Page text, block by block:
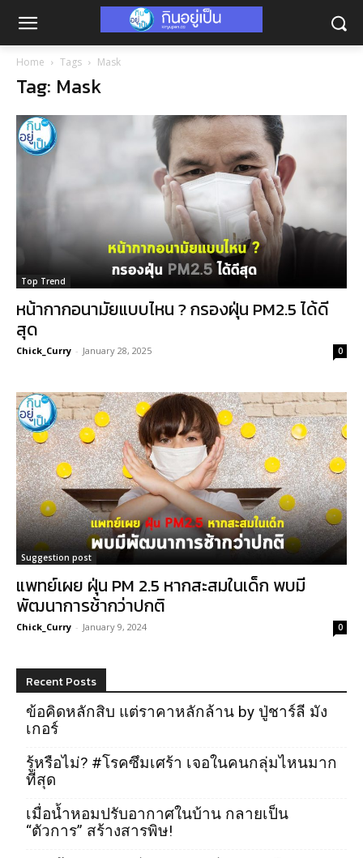
Home Tags Mask
Tag: Mask
Top Trend
หน้ากากอนามัยแบบไหน ? กรองฝุ่น PM2.5 ได้ดี
สุด
Chick_Curry - January 28, 2025 0
Suggestion post
แพทย์เผย ฝุ่น PM 2.5 หากสะสมในเด็ก พบมี
พัฒนาการช้ากว่าปกติ
Chick_Curry - January 9, 2024 0
Recent Posts
ข้อคิดหลักสิบ แต่ราคาหลักล้าน by ปู่ชาร์ลี มัง
เกอร์
รู้หรือไม่? #โรคซึมเศร้า เจอในคนกลุ่มไหนมาก
ที่สุด
เมื่อน้ำหอมปรับอากาศในบ้าน กลายเป็น
“ตัวการ” สร้างสารพิษ!